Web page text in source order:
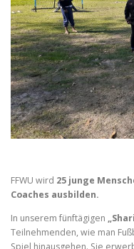
FFWU wird 25 junge
Coaches ausbilden.
In unserem fünftägigen
Teilnehmenden, wie man
Spiel hinausgehen. Sie